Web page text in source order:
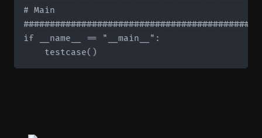
# Main
if __name__ == "__main__":